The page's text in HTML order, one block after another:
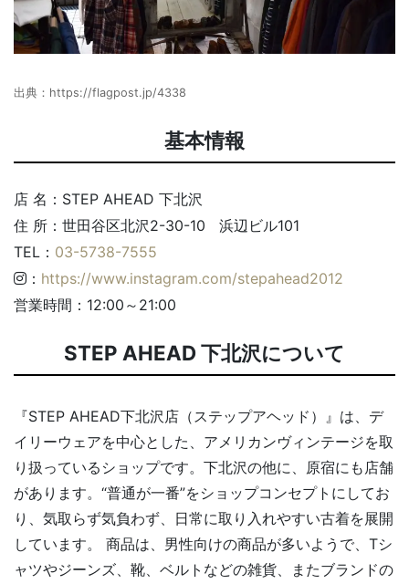
出典： https://flagpost.jp/4338
基本情報
店 名：STEP AHEAD 下北沢
住 所：世田谷区北沢2-30-10 浜辺ビル101
TEL： 03-5738-7555
： https://www.instagram.com/stepahead2012
営業時間：12:00～21:00
STEP AHEAD 下北沢について
『STEP AHEAD下北沢店（ステップアヘッド）』は、デ
イリーウェアを中心とした、アメリカンヴィンテージを取
り扱っているショップです。下北沢の他に、原宿にも店舗
があります。“普通が一番”をショップコンセプトにしてお
り、気取らず気負わず、日常に取り入れやすい古着を展開
しています。 商品は、男性向けの商品が多いようで、Tシ
ャツやジーンズ、靴、ベルトなどの雑貨、またブランドの